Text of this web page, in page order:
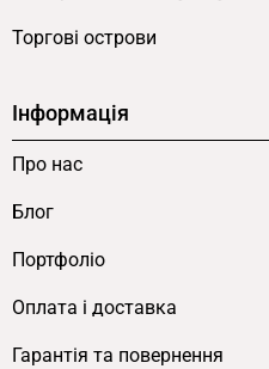
прилавки більш
Це принципова
двома вітринами
інвестиція для нових
розширення мережі.
Стійкість до зносу
роки
Виріб виготовлений з
матеріалів.Якісне ЛДСП
Торгові острови
Інформація
Про нас
Блог
Портфоліо
Оплата і доставка
Гарантія та повернення